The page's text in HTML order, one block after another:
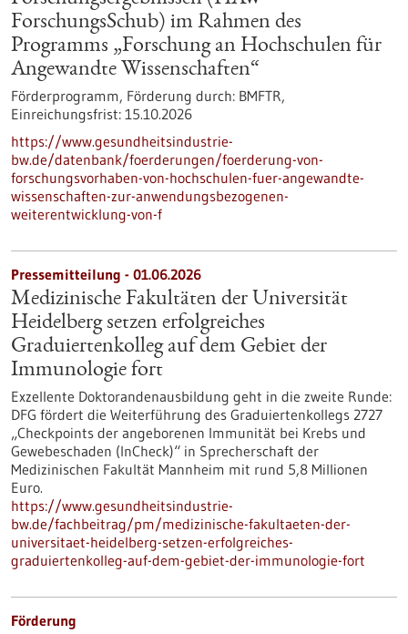
ForschungsSchub) im Rahmen des
Programms „Forschung an Hochschulen für
Angewandte Wissenschaften“
Förderprogramm, Förderung durch: BMFTR,
Einreichungsfrist: 15.10.2026
https://www.gesundheitsindustrie-
bw.de/datenbank/foerderungen/foerderung-von-
forschungsvorhaben-von-hochschulen-fuer-angewandte-
wissenschaften-zur-anwendungsbezogenen-
weiterentwicklung-von-f
Pressemitteilung - 01.06.2026
Medizinische Fakultäten der Universität
Heidelberg setzen erfolgreiches
Graduiertenkolleg auf dem Gebiet der
Immunologie fort
Exzellente Doktorandenausbildung geht in die zweite Runde:
DFG fördert die Weiterführung des Graduiertenkollegs 2727
„Checkpoints der angeborenen Immunität bei Krebs und
Gewebeschaden (InCheck)“ in Sprecherschaft der
Medizinischen Fakultät Mannheim mit rund 5,8 Millionen
Euro.
https://www.gesundheitsindustrie-
bw.de/fachbeitrag/pm/medizinische-fakultaeten-der-
universitaet-heidelberg-setzen-erfolgreiches-
graduiertenkolleg-auf-dem-gebiet-der-immunologie-fort
Förderung